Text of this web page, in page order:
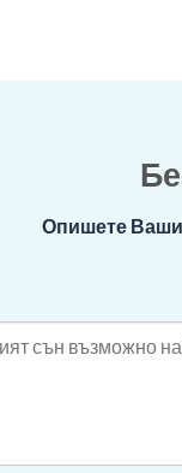
Опишете